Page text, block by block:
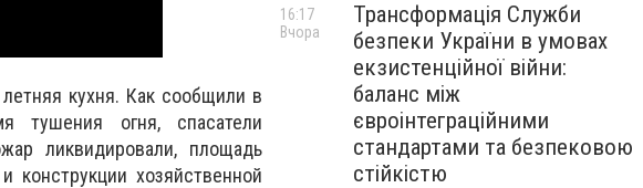
кухня. Как сообщили в
огня, спасатели
ликвидировали, площадь
хозяйственной
Трансформація Служби
безпеки України в умовах
екзистенційної війни:
баланс між
євроінтеграційними
стандартами та безпековою
стійкістю
16:17
Вчора